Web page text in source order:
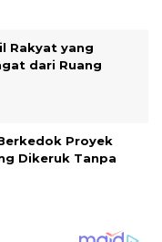
Rakyat yang
dari Ruang
Proyek
Dikeruk Tanpa